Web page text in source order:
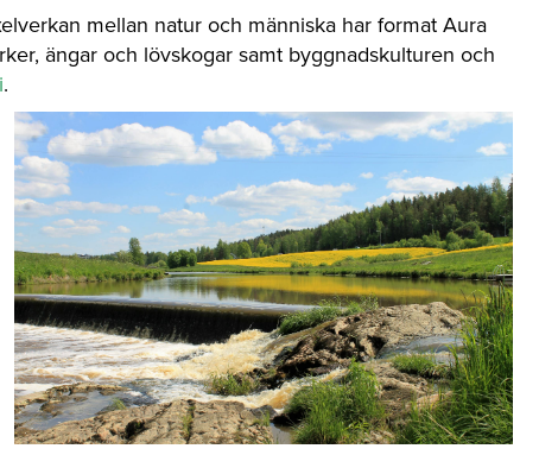
mellan natur och människa har format Aura
ängar och lövskogar samt byggnadskulturen och
.